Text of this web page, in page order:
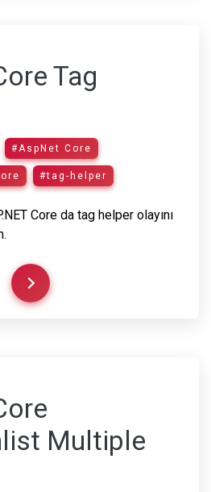
Tag
#AspNet Core
#tag-helper
Core da tag helper olayını
Multiple